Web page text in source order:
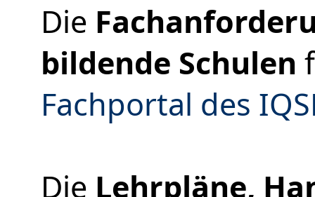
Die
bildende Schulen
Fachportal des
Die Lehrpläne,